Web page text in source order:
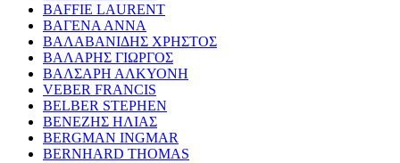
BAFFIE LAURENT
ΒΑΓΕΝΑ ΑΝΝΑ
ΒΑΛΑΒΑΝΙΔΗΣ ΧΡΗΣΤΟΣ
ΒΑΛΑΡΗΣ ΓΙΩΡΓΟΣ
ΒΑΛΣΑΡΗ ΑΛΚΥΟΝΗ
VEBER FRANCIS
BELBER STEPHEN
ΒΕΝΕΖΗΣ ΗΛΙΑΣ
BERGMAN INGMAR
BERNHARD THOMAS